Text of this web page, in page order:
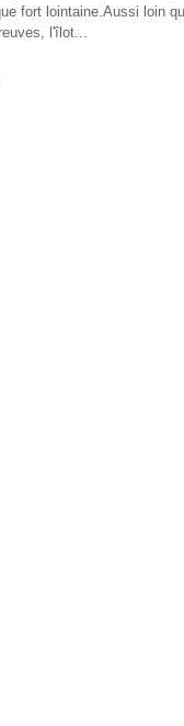
fort lointaine.Aussi loin
l'îlot...